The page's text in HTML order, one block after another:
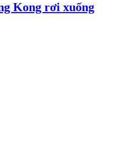
Kong rơi xuống